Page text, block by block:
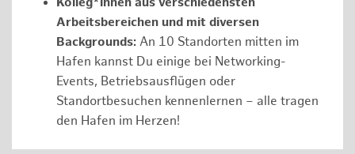
Arbeitsbereichen und mit diversen
Backgrounds: An 10 Standorten mitten im
Hafen kannst Du einige bei Networking-
Events, Betriebsausflügen oder
Standortbesuchen kennenlernen – alle tragen
den Hafen im Herzen!